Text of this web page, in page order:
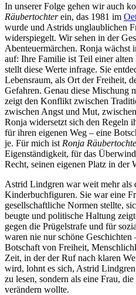
In unserer Folge gehen wir auch
Räubertochterein, das 1981 im
wurde und Astrids unglaublichen
widerspiegelt. Wir sehen in der
Abenteuermärchen. Ronja wächst
auf: Ihre Familie ist Teil einer
stellt diese Werte infrage. Sie
Lebensraum, als Ort der Freiheit,
Gefahren. Genau diese Mischung
zeigt den Konflikt zwischen
zwischen Angst und Mut,
Ronja widersetzt sich den Regeln
für ihren eigenen Weg – eine
je. Für mich ist Ronja
Eigenständigkeit, für das
Recht, seinen eigenen Platz in der
Astrid Lindgren war weit mehr als
Kinderbuchfiguren. Sie war eine
gesellschaftliche Normen stellte,
beugte und politische Haltung
gegen die Prügelstrafe und für
waren nie nur schöne Geschichten
Botschaft von Freiheit,
Zeit, in der der Ruf nach klaren
wird, lohnt es sich, Astrid
zu lesen, sondern als eine Frau,
verändern wollte.